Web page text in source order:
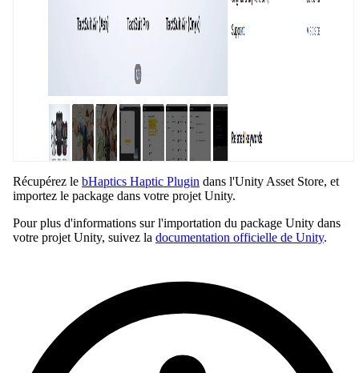
Récupérez le bHaptics Haptic Plugin dans l'Unity Asset Store, et
importez le package dans votre projet Unity.
Pour plus d'informations sur l'importation du package Unity dans
votre projet Unity, suivez la documentation officielle de Unity.